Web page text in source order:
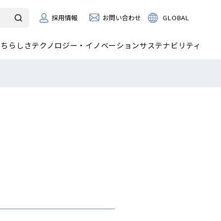
採用情報 お問い合わせ GLOBAL
らしさテクノロジー・イノベーションサステナビリティ